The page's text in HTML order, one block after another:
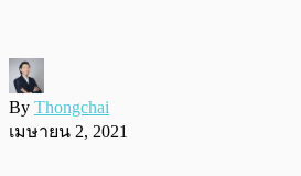
By Thongchai
เมษายน 2, 2021